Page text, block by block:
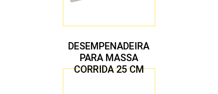
DESEMPENADEIRA
PARA MASSA
CORRIDA 25 CM